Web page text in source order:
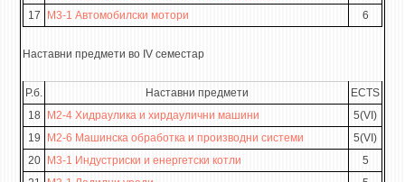
17
M3-1 Автомобилски мотори 6
Наставни предмети во IV семестар
Р.б. Наставни предмети
ECTS
18
М2-4 Хидраулика и хирдаулични машини
5(VI)
19
М2-6 Машинска обработка и производни системи
5(VI)
20
М3-1 Индустриски и енергетски котли
5